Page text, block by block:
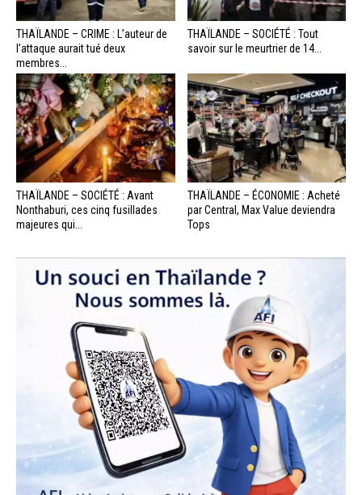
THAÏLANDE – CRIME : L’auteur de
l’attaque aurait tué deux
membres...
THAÏLANDE – SOCIÉTÉ : Tout
savoir sur le meurtrier de 14...
THAÏLANDE – SOCIÉTÉ : Avant
Nonthaburi, ces cinq fusillades
majeures qui...
THAÏLANDE – ÉCONOMIE : Acheté
par Central, Max Value deviendra
Tops